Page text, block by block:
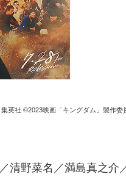
英社 ©2023映画「キングダム」製作委
清野菜名／満島真之介